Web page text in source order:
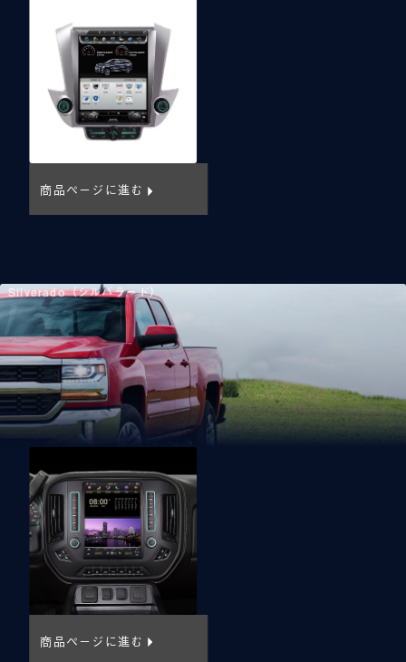
商品ページに進む
Silverado（シルバラード）
商品ページに進む